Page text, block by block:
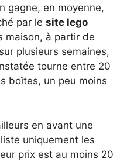
gagne, en moyenne,
par le site lego
maison, à partir de
plusieurs semaines,
tourne entre 20
boîtes, un peu moins
en avant une
uniquement les
prix est au moins 20